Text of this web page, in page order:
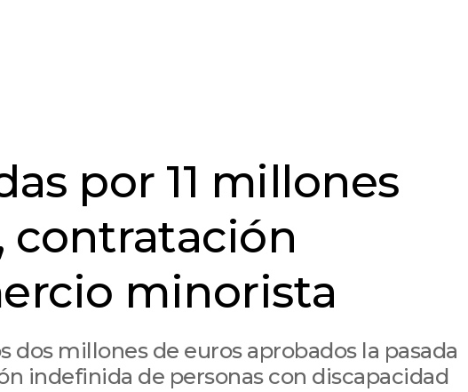
por 11 millones
contratación
minorista
dos millones de euros aprobados la pasada
indefinida de personas con discapacidad